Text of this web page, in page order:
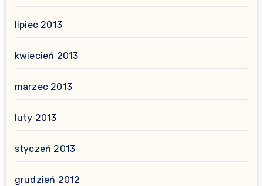
lipiec 2013
kwiecień 2013
marzec 2013
luty 2013
styczeń 2013
grudzień 2012